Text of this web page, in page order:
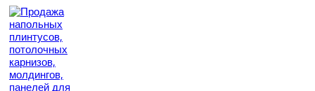
Перейти
содержимому